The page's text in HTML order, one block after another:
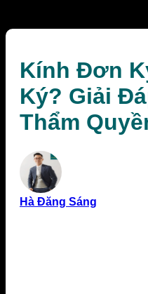
Kính Đơn
Ký? Giải
Thẩm
Hà Đăng Sáng